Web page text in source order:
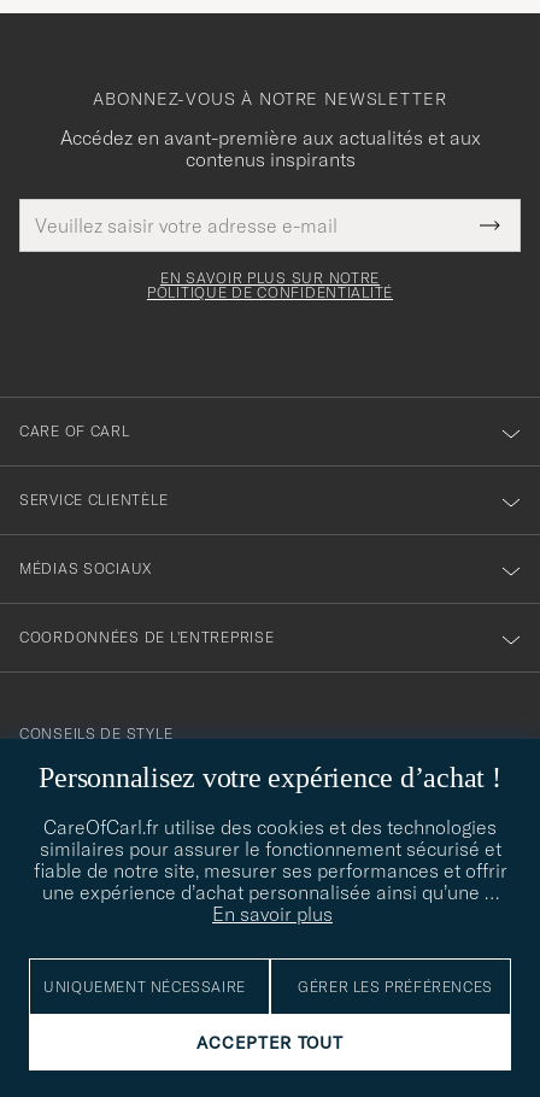
Personnalisez votre expérience d’achat !
CareOfCarl.fr utilise des cookies et des technologies
similaires pour assurer le fonctionnement sécurisé et
fiable de notre site, mesurer ses performances et offrir
une expérience d’achat personnalisée ainsi qu’une …
En savoir plus
UNIQUEMENT NÉCESSAIRE GÉRER LES PRÉFÉRENCES
ACCEPTER TOUT
ABONNEZ-VOUS À NOTRE NEWSLETTER
Accédez en avant-première aux actualités et aux
contenus inspirants
de
courrier
Merci
pour
EN SAVOIR PLUS SUR NOTRE
POLITIQUE DE CONFIDENTIALITÉ
CARE OF CARL
SERVICE CLIENTÈLE
MÉDIAS SOCIAUX
COORDONNÉES DE L'ENTREPRISE
CONSEILS DE STYLE
Besoin d'aide pour trouver votre style ? Laissez-nous vous guider,
CONSEILS DE STYLE
© Care of Carl 2026